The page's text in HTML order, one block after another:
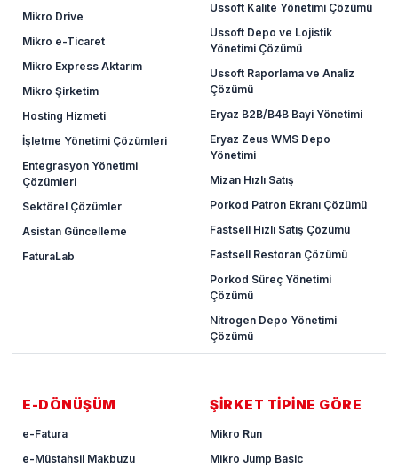
Mikro Drive
Mikro e-Ticaret
Mikro Express Aktarım
Mikro Şirketim
Hosting Hizmeti
İşletme Yönetimi Çözümleri
Entegrasyon Yönetimi
Çözümleri
Sektörel Çözümler
Asistan Güncelleme
FaturaLab
Ussoft Kalite Yönetimi Çözümü
Ussoft Depo ve Lojistik
Yönetimi Çözümü
Ussoft Raporlama ve Analiz
Çözümü
Eryaz B2B/B4B Bayi Yönetimi
Eryaz Zeus WMS Depo
Yönetimi
Mizan Hızlı Satış
Porkod Patron Ekranı Çözümü
Fastsell Hızlı Satış Çözümü
Fastsell Restoran Çözümü
Porkod Süreç Yönetimi
Çözümü
Nitrogen Depo Yönetimi
Çözümü
E-DÖNÜŞÜM
e-Fatura
e-Müstahsil Makbuzu
ŞİRKET TİPİNE GÖRE
Mikro Run
Mikro Jump Basic